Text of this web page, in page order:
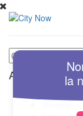
Altre Sezioni
Attualità
la